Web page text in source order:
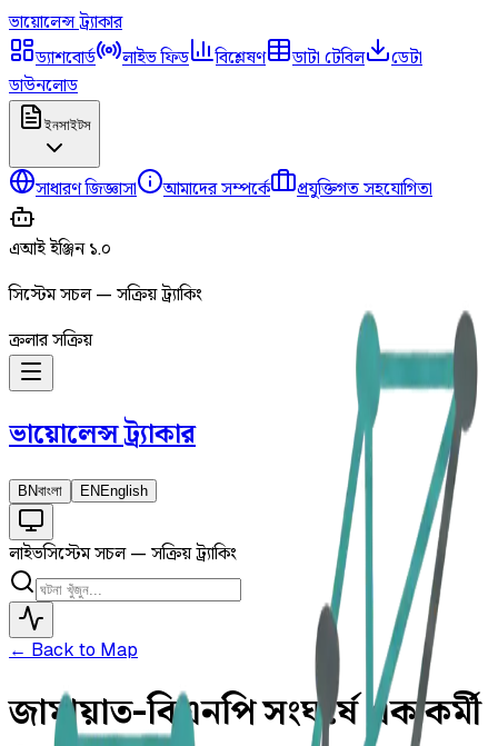
ভায়োলেন্সট্র্যাকার
ড্যাশবোর্ড
লাইভ ফিড বিশ্লেষণ ডাটা টেবিল
ডেটা
ডাউনলোড
ইনসাইটস
সাধারণ জিজ্ঞাসা আমাদের সম্পর্কে প্রযুক্তিগত সহযোগিতা
এআই ইঞ্জিন ১.০
সিস্টেম সচল — সক্রিয় ট্র্যাকিং
ক্রলার সক্রিয়
ভায়োলেন্সট্র্যাকার
BNবাংলা EN English
লাইভসিস্টেম সচল — সক্রিয় ট্র্যাকিং
← Back to Map
জামায়াত-বিএনপি সংঘর্ষে এক কর্মী